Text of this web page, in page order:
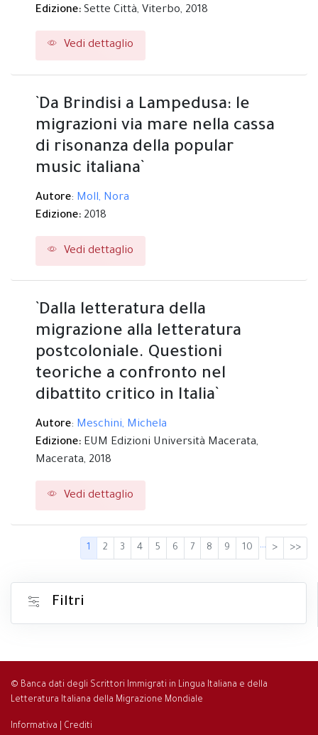
Filtri
Edizione: Sette Città, Viterbo, 2018
Vedi dettaglio
`Da Brindisi a Lampedusa: le
migrazioni via mare nella cassa
di risonanza della popular
music italiana`
Autore: Moll, Nora
Edizione: 2018
Vedi dettaglio
`Dalla letteratura della
migrazione alla letteratura
postcoloniale. Questioni
teoriche a confronto nel
dibattito critico in Italia`
Autore: Meschini, Michela
Edizione: EUM Edizioni Università Macerata,
Macerata, 2018
Vedi dettaglio
1 2 3 4 5 6 7 8 9 10 … > >>
© Banca dati degli Scrittori Immigrati in Lingua Italiana e della
Letteratura Italiana della Migrazione Mondiale
Informativa Crediti